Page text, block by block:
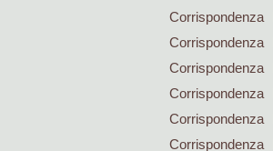
Corrispondenza
Corrispondenza
Corrispondenza
Corrispondenza
Corrispondenza
Corrispondenza